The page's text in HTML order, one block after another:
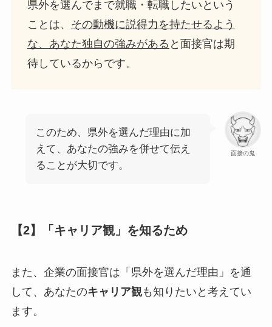
県外を選んでまで就職・転職したいという
ことは、 その動機に説得力を持たせるよう
な、あなた独自の強みがある と面接官は期
待しているからです。
面接の鬼
このため、県外を選んだ理由に加
えて、あなたの強みを併せて伝え
ることが大切です。
【2】「キャリア観」を知るため
また、企業の面接官は「県外を選んだ理由」を通
して、あなたのキャリア観も知りたいと考えてい
ます。